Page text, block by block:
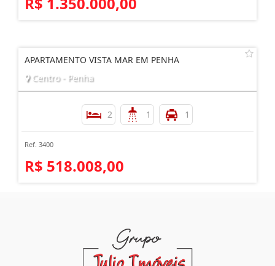
APARTAMENTO VISTA MAR EM PENHA
Centro - Penha
2 1 1
Ref. 3400
R$ 518.008,00